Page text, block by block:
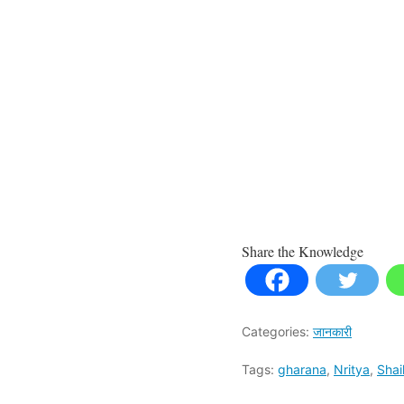
Share the Knowledge
Categories: जानकारी
Tags: gharana, Nritya,